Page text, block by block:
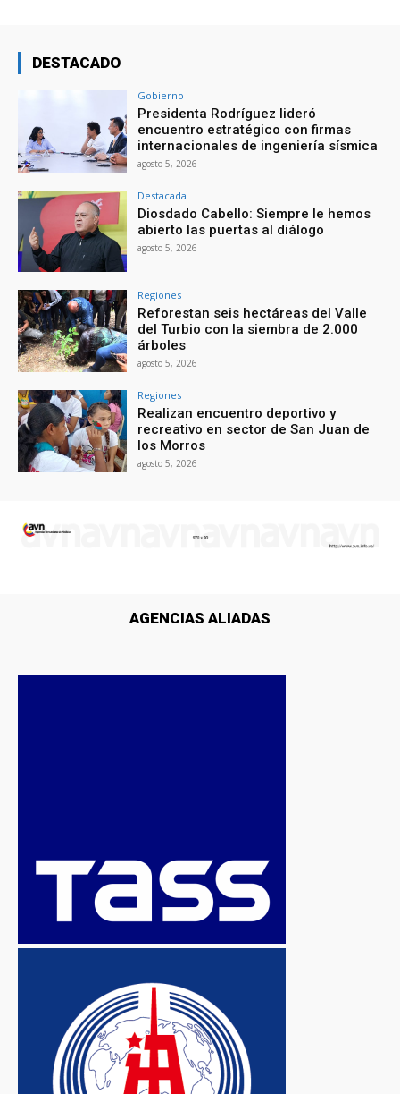
DESTACADO
Gobierno
Presidenta Rodríguez lideró
encuentro estratégico con firmas
internacionales de ingeniería sísmica
agosto 5, 2026
Destacada
Diosdado Cabello: Siempre le hemos
abierto las puertas al diálogo
agosto 5, 2026
Regiones
Reforestan seis hectáreas del Valle
del Turbio con la siembra de 2.000
árboles
agosto 5, 2026
Regiones
Realizan encuentro deportivo y
recreativo en sector de San Juan de
los Morros
agosto 5, 2026
AGENCIAS ALIADAS